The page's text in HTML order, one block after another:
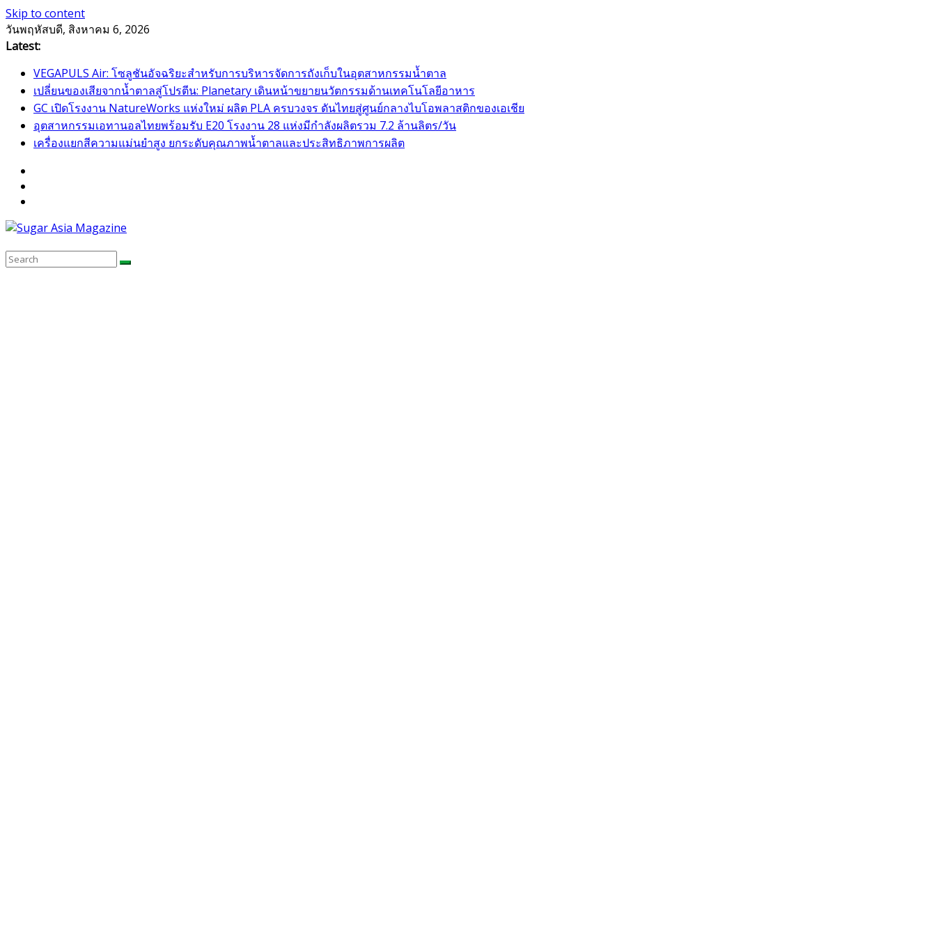
Skip to content
วันพฤหัสบดี, สิงหาคม 6, 2026
Latest:
VEGAPULS Air: โซลูชันอัจฉริยะสำหรับการบริหารจัดการถังเก็บในอุตสาหกรรมน้ำตาล
เปลี่ยนของเสียจากน้ำตาลสู่โปรตีน: Planetary เดินหน้าขยายนวัตกรรมด้านเทคโนโลยีอาหาร
GC เปิดโรงงาน NatureWorks แห่งใหม่ ผลิต PLA ครบวงจร ดันไทยสู่ศูนย์กลางไบโอพลาสติกของเอเชีย
อุตสาหกรรมเอทานอลไทยพร้อมรับ E20 โรงงาน 28 แห่งมีกำลังผลิตรวม 7.2 ล้านลิตร/วัน
เครื่องแยกสีความแม่นยำสูง ยกระดับคุณภาพน้ำตาลและประสิทธิภาพการผลิต